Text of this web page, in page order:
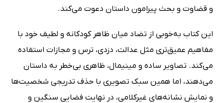
و قضاوت و بحث پیرامون داستان دعوت می‌کند.
این کتاب به‌خوبی از تضاد میان ظاهر کودکانه و لطیف خود با
مفاهیم عمیق‌تری مثل عدالت، دزدی، ترس و مجازات استفاده
می‌کند. تصاویر ساده و مینیمال، ظاهری بی‌خطر به داستان
می‌دهند، اما همین سبک تصویری با حذف تدریجی شخصیت‌ها
و نمایش نشانه‌های غیرکلامی، در نهایت فضایی سنگین و